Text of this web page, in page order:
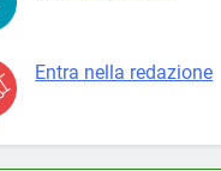
Entra nella redazione